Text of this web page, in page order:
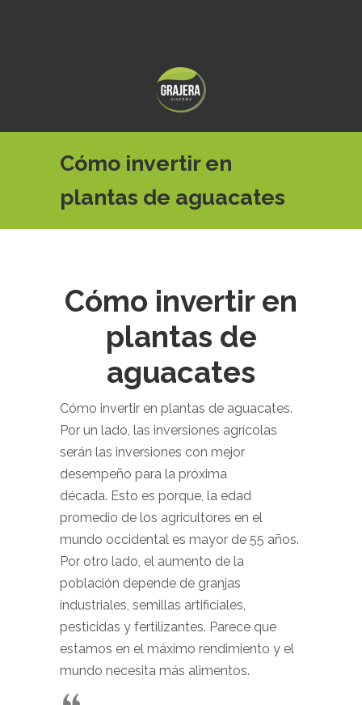
Cómo invertir en
plantas de aguacates
Cómo invertir en
plantas de
aguacates
Cómo invertir en plantas de aguacates.
Por un lado, las inversiones agrícolas
serán las inversiones con mejor
desempeño para la próxima
década. Esto es porque, la edad
promedio de los agricultores en el
mundo occidental es mayor de 55 años.
Por otro lado, el aumento de la
población depende de granjas
industriales, semillas artificiales,
pesticidas y fertilizantes. Parece que
estamos en el máximo rendimiento y el
mundo necesita más alimentos.